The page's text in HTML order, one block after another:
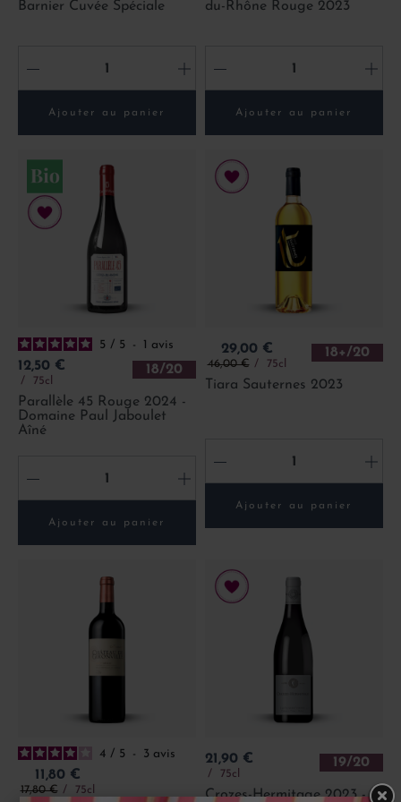
Barnier Cuvée Spéciale
- +
Ajouter au panier
du-Rhône Rouge 2023
- +
Ajouter au panier
5 / 5 - 1 avis
Prix
12,50 €
75cl
18/20
Parallèle 45 Rouge 2024 -
Domaine Paul Jaboulet
Aîné
- +
Ajouter au panier
Prix
29,00 €
Prix de base
46,00 € 75cl
18+/20
Tiara Sauternes 2023
- +
Ajouter au panier
4 / 5 - 3 avis
Prix
11,80 €
Prix de base
17,80 € 75cl
Prix
21,90 €
75cl
19/20
Crozes-Hermitage 2023 -